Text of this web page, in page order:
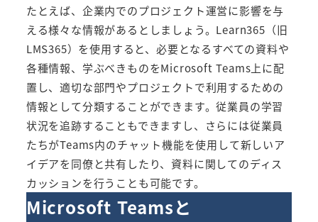
たとえば、企業内でのプロジェクト運営に影響を与
える様々な情報があるとしましょう。 Learn365（旧
LMS365） を使用すると、必要となるすべての資料や
各種情報、学ぶべきものをMicrosoft Teams上に配
置し、適切な部門やプロジェクトで利用するための
情報として分類することができます。従業員の学習
状況を追跡することもできますし、さらには従業員
たちがTeams内のチャット機能を使用して新しいア
イデアを同僚と共有したり、資料に関してのディス
カッションを行うことも可能です。
Microsoft Teamsと